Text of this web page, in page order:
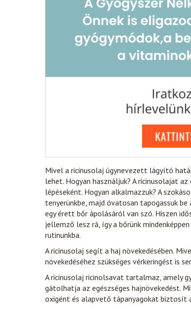
Mivel a ricinusolaj úgynevezett lágyító
lehet. Hogyan használjuk? A ricinusolajat
lépéseként. Hogyan alkalmazzuk? A
tenyerünkbe, majd óvatosan tapogassuk
egy érett bőr ápolásáról van szó. Hiszen
jellemző lesz rá, így a bőrünk
rutinunkba.
A ricinusolaj segít a haj növekedésében.
növekedéséhez szükséges vérkeringést is
A ricinusolaj ricinolsavat tartalmaz, amely
gátolhatja az egészséges hajnövekedést.
oxigént és alapvető tápanyagokat biztosít